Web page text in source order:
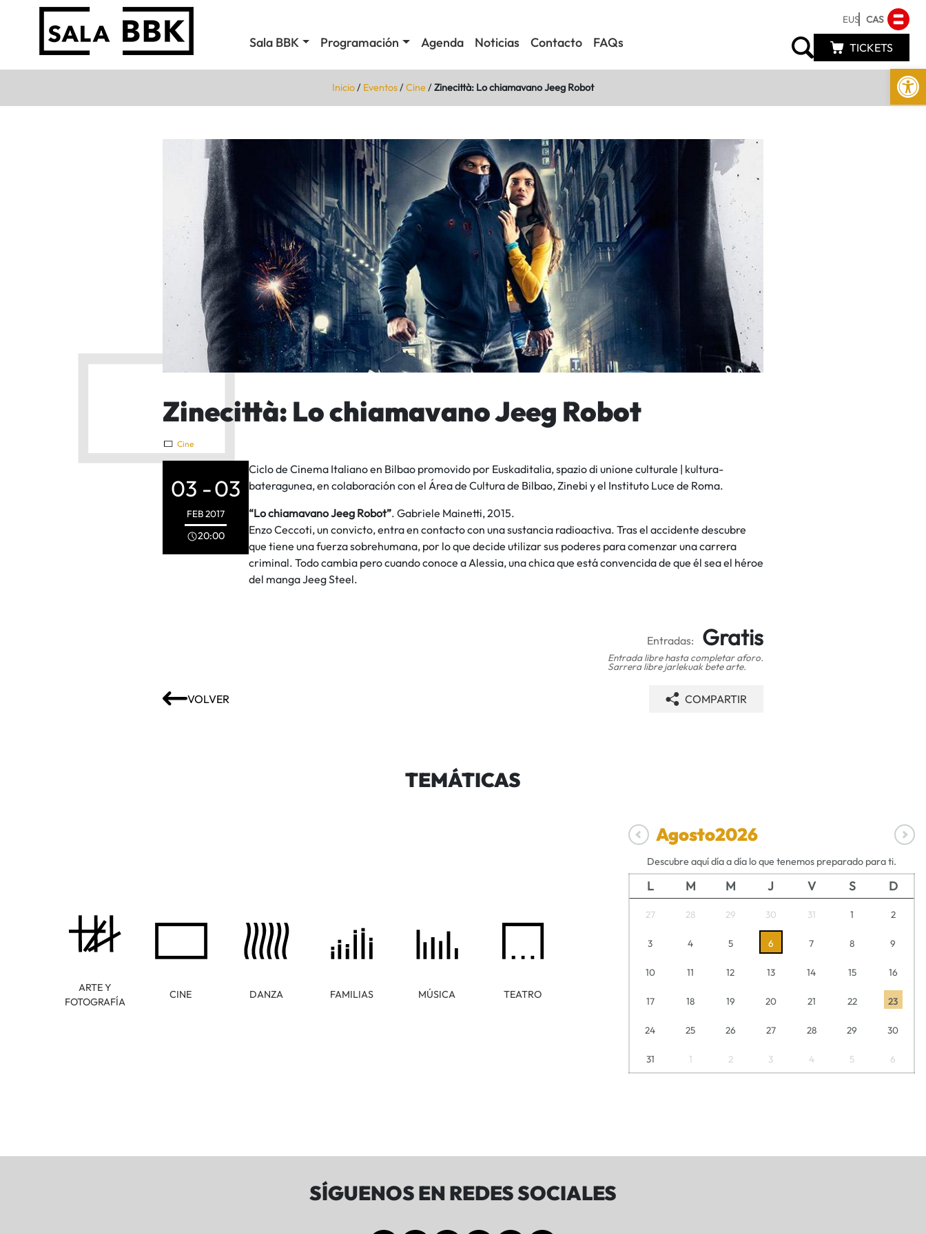
Abrir
Sala BBK Programación Agenda Noticias Contacto FAQs
EUS CAS
TICKETS
Inicio/ Eventos/Cine/Zinecittà: Lo chiamavano Jeeg Robot
Zinecittà: Lo chiamavano Jeeg Robot
Cine
03 -03
FEB2017
20:00
Ciclo de Cinema Italiano en Bilbao promovido por Euskaditalia, spazio di unione culturale | kultura-
bateragunea, en colaboración con el Área de Cultura de Bilbao, Zinebi y el Instituto Luce de Roma.
“Lo chiamavano Jeeg Robot”. Gabriele Mainetti, 2015.
Enzo Ceccoti, un convicto, entra en contacto con una sustancia radioactiva. Tras el accidente descubre
que tiene una fuerza sobrehumana, por lo que decide utilizar sus poderes para comenzar una carrera
criminal. Todo cambia pero cuando conoce a Alessia, una chica que está convencida de que él sea el héroe
del manga Jeeg Steel.
Entradas: Gratis
Entrada libre hasta completar aforo.
Sarrera libre jarlekuak bete arte.
VOLVER COMPARTIR
TEMÁTICAS
ARTE Y
FOTOGRAFÍA
CINE DANZA FAMILIAS MÚSICA TEATRO
Agosto2026
Descubre aquí día a día lo que tenemos preparado para ti.
L M M J V S D
27 28 29 30 31 1 2
3 4 5 6 7 8 9
10 11 12 13 14 15 16
17 18 19 20 21 22 23
24 25 26 27 28 29 30
31 1 2 3 4 5 6
SÍGUENOS EN REDES SOCIALES